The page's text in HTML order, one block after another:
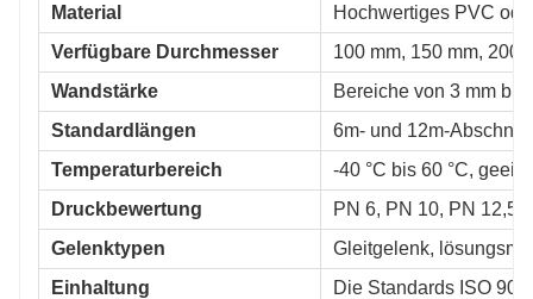
Material
Hochwertiges PVC
Verfügbare Durchmesser
100 mm, 150 mm, 200
Wandstärke
Bereiche von 3 mm
Standardlängen
6m- und 12m-
Temperaturbereich
-40 °C bis 60 °C,
Druckbewertung
PN 6, PN 10, PN 12,5
Gelenktypen
Gleitgelenk,
Einhaltung
Die Standards ISO